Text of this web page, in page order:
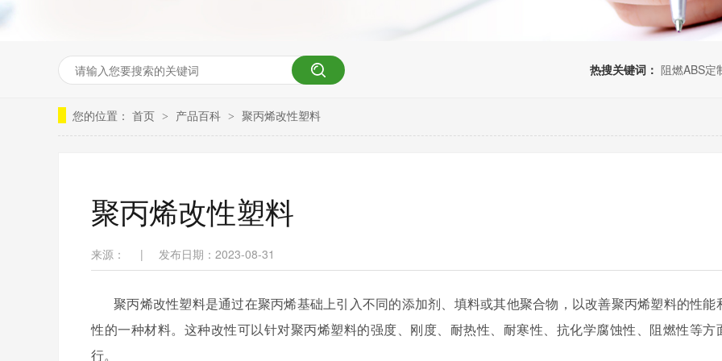
热搜关键词： 阻燃ABS定
您的位置： 首页 > 产品百科 > 聚丙烯改性塑料
聚丙烯改性塑料
来源： | 发布日期：2023-08-31
聚丙烯改性塑料是通过在聚丙烯基础上引入不同的添加剂、填料或其他聚合物，以改善聚丙烯塑料的性能
性的一种材料。这种改性可以针对聚丙烯塑料的强度、刚度、耐热性、耐寒性、抗化学腐蚀性、阻燃性等方
行。